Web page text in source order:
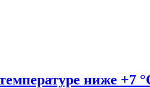
ниже +7